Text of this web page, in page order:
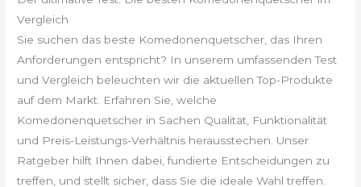
Vergleich
Sie suchen das beste Komedonenquetscher, das Ihren
Anforderungen entspricht? In unserem umfassenden Test
und Vergleich beleuchten wir die aktuellen Top-Produkte
auf dem Markt. Erfahren Sie, welche
Komedonenquetscher in Sachen Qualität, Funktionalität
und Preis-Leistungs-Verhältnis herausstechen. Unser
Ratgeber hilft Ihnen dabei, fundierte Entscheidungen zu
treffen, und stellt sicher, dass Sie die ideale Wahl treffen.